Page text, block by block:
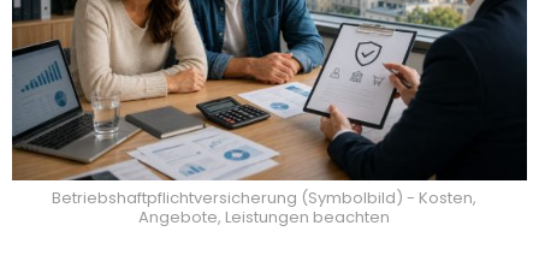
Betriebshaftpflichtversicherung (Symbolbild) - Kosten,
Angebote, Leistungen beachten